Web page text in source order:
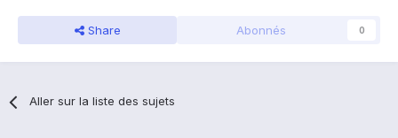
Share Abonnés 0
Aller sur la liste des sujets